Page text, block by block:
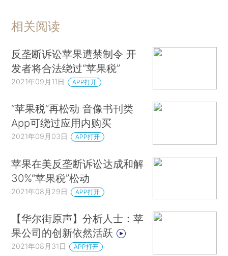
相关阅读
反垄断诉讼苹果遭禁制令 开
发者将合法绕过“苹果税”
2021年09月11日 APP打开
“苹果税”再松动 音像书刊类
App可绕过应用内购买
2021年09月03日 APP打开
苹果在美反垄断诉讼达成和解
30%“苹果税”松动
2021年08月29日 APP打开
【华尔街原声】分析人士：苹
果公司的创新依然活跃
2021年08月31日 APP打开